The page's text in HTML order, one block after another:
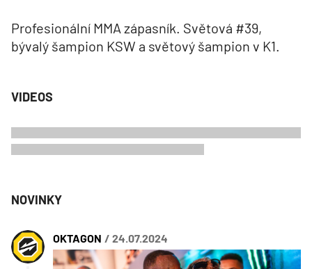
Profesionální MMA zápasník. Světová #39,
bývalý šampion KSW a světový šampion v K1.
VIDEOS
NOVINKY
OKTAGON / 24.07.2024